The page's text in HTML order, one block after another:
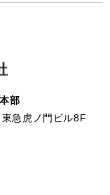
部
急虎ノ門ビル8F